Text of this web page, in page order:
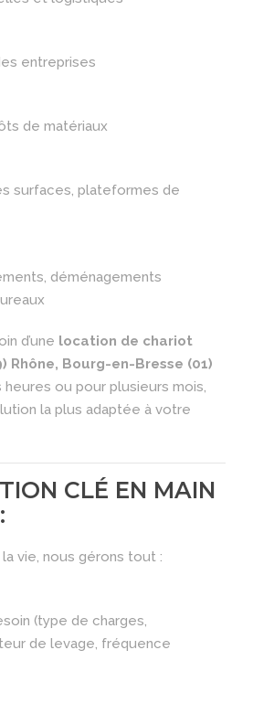
entreprises
de matériaux
surfaces, plateformes de
déménagements
d’une location de chariot
Rhône, Bourg-en-Bresse (01)
ou pour plusieurs mois,
la plus adaptée à votre
CLÉ EN MAIN
vie, nous gérons tout :
(type de charges,
de levage, fréquence